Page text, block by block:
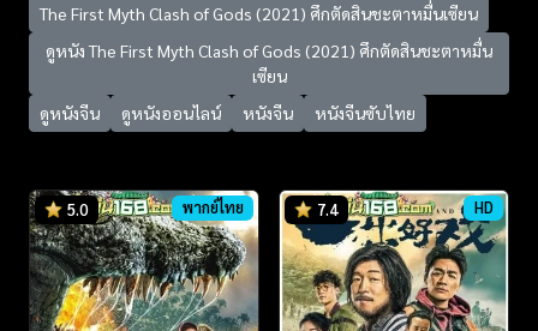
The First Myth Clash of Gods (2021) ศึกตัดสินชะตาหมื่นเซียน
ดูหนัง The First Myth Clash of Gods (2021) ศึกตัดสินชะตาหมื่น
เซียน
ดูหนังจีน
ดูหนังออนไลน์ หนังจีน หนังจีนซับไทย
5.0 พากย์ไทย 7.4 HD